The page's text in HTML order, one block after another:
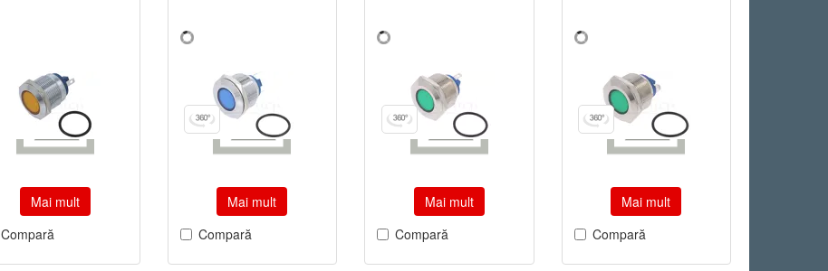
Mai mult
Compară
Mai mult
Compară
Mai mult
Compară
Mai mult
Compară